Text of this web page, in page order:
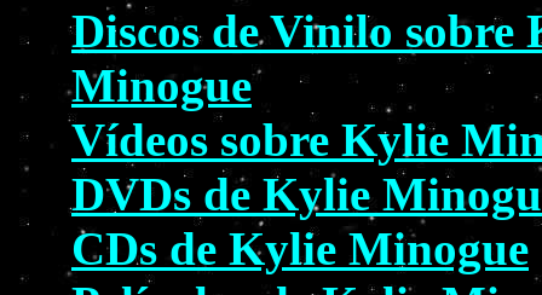
Discos de Vinilo sobre
Minogue
Vídeos sobre Kylie
DVDs de Kylie
CDs de Kylie Minogue